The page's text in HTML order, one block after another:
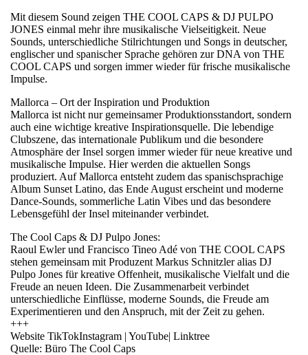
Mit diesem Sound zeigen THE COOL CAPS & DJ PULPO
JONES einmal mehr ihre musikalische Vielseitigkeit. Neue
Sounds, unterschiedliche Stilrichtungen und Songs in deutscher,
englischer und spanischer Sprache gehören zur DNA von THE
COOL CAPS und sorgen immer wieder für frische musikalische
Impulse.
Mallorca – Ort der Inspiration und Produktion
Mallorca ist nicht nur gemeinsamer Produktionsstandort, sondern
auch eine wichtige kreative Inspirationsquelle. Die lebendige
Clubszene, das internationale Publikum und die besondere
Atmosphäre der Insel sorgen immer wieder für neue kreative und
musikalische Impulse. Hier werden die aktuellen Songs
produziert. Auf Mallorca entsteht zudem das spanischsprachige
Album Sunset Latino, das Ende August erscheint und moderne
Dance-Sounds, sommerliche Latin Vibes und das besondere
Lebensgefühl der Insel miteinander verbindet.
The Cool Caps & DJ Pulpo Jones:
Raoul Ewler und Francisco Tineo Adé von THE COOL CAPS
stehen gemeinsam mit Produzent Markus Schnitzler alias DJ
Pulpo Jones für kreative Offenheit, musikalische Vielfalt und die
Freude an neuen Ideen. Die Zusammenarbeit verbindet
unterschiedliche Einflüsse, moderne Sounds, die Freude am
Experimentieren und den Anspruch, mit der Zeit zu gehen.
+++
Website TikTokInstagram | YouTube| Linktree
Quelle: Büro The Cool Caps